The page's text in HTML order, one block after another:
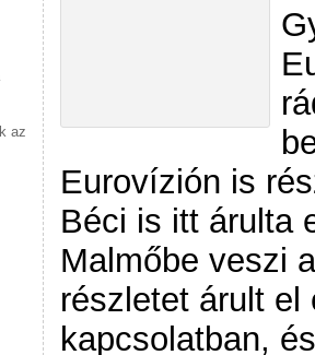
az
Eurovízión is
Béci is itt árulta
Malmőbe veszi
részletet árult
kapcsolatban,